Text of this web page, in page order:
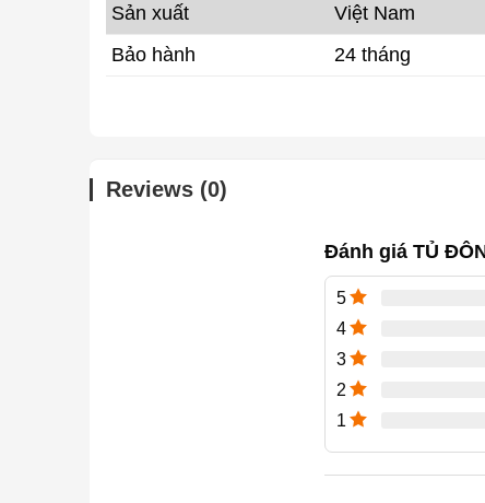
Sản xuất
Việt Nam
Bảo hành
24 tháng
Reviews (0)
Đánh giá TỦ
5
4
3
2
1